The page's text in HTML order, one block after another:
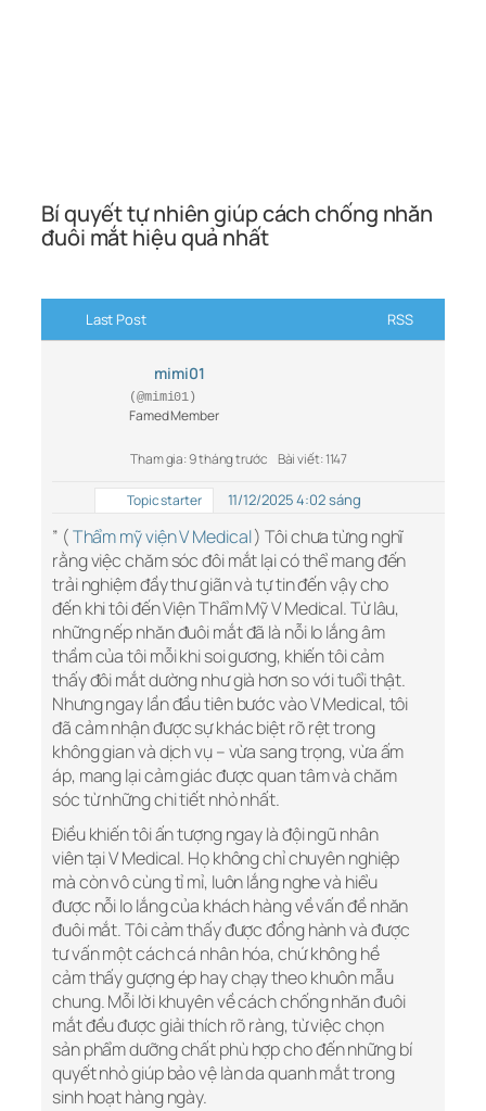
Bí quyết tự nhiên giúp cách chống nhăn
đuôi mắt hiệu quả nhất
Last Post RSS
mimi01
(@mimi01)
Famed Member
Tham gia: 9 tháng trước Bài viết: 1147
Topic starter 11/12/2025 4:02 sáng
” (Thẩm mỹ viện V Medical) Tôi chưa từng nghĩ
rằng việc chăm sóc đôi mắt lại có thể mang đến
trải nghiệm đầy thư giãn và tự tin đến vậy cho
đến khi tôi đến Viện Thẩm Mỹ V Medical. Từ lâu,
những nếp nhăn đuôi mắt đã là nỗi lo lắng âm
thầm của tôi mỗi khi soi gương, khiến tôi cảm
thấy đôi mắt dường như già hơn so với tuổi thật.
Nhưng ngay lần đầu tiên bước vào V Medical, tôi
đã cảm nhận được sự khác biệt rõ rệt trong
không gian và dịch vụ – vừa sang trọng, vừa ấm
áp, mang lại cảm giác được quan tâm và chăm
sóc từ những chi tiết nhỏ nhất.
Điều khiến tôi ấn tượng ngay là đội ngũ nhân
viên tại V Medical. Họ không chỉ chuyên nghiệp
mà còn vô cùng tỉ mỉ, luôn lắng nghe và hiểu
được nỗi lo lắng của khách hàng về vấn đề nhăn
đuôi mắt. Tôi cảm thấy được đồng hành và được
tư vấn một cách cá nhân hóa, chứ không hề
cảm thấy gượng ép hay chạy theo khuôn mẫu
chung. Mỗi lời khuyên về cách chống nhăn đuôi
mắt đều được giải thích rõ ràng, từ việc chọn
sản phẩm dưỡng chất phù hợp cho đến những bí
quyết nhỏ giúp bảo vệ làn da quanh mắt trong
sinh hoạt hàng ngày.